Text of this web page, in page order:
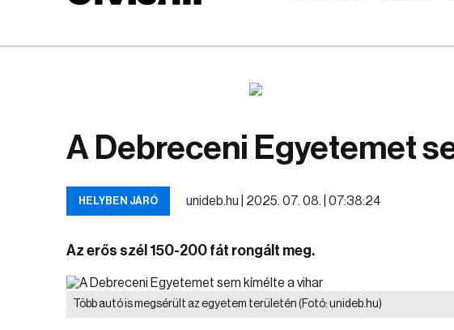
A Debreceni Egyetemet
HELYBEN JÁRÓ unideb.hu | 2025. 07. 08. | 07:38:24
Az erős szél 150-200 fát rongált meg.
Több autó is megsérült az egyetem területén (Fotó: unideb.hu)